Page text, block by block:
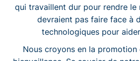
qui travaillent dur pour rendre le
devraient pas faire face à
technologiques pour
Nous croyons en la promotion